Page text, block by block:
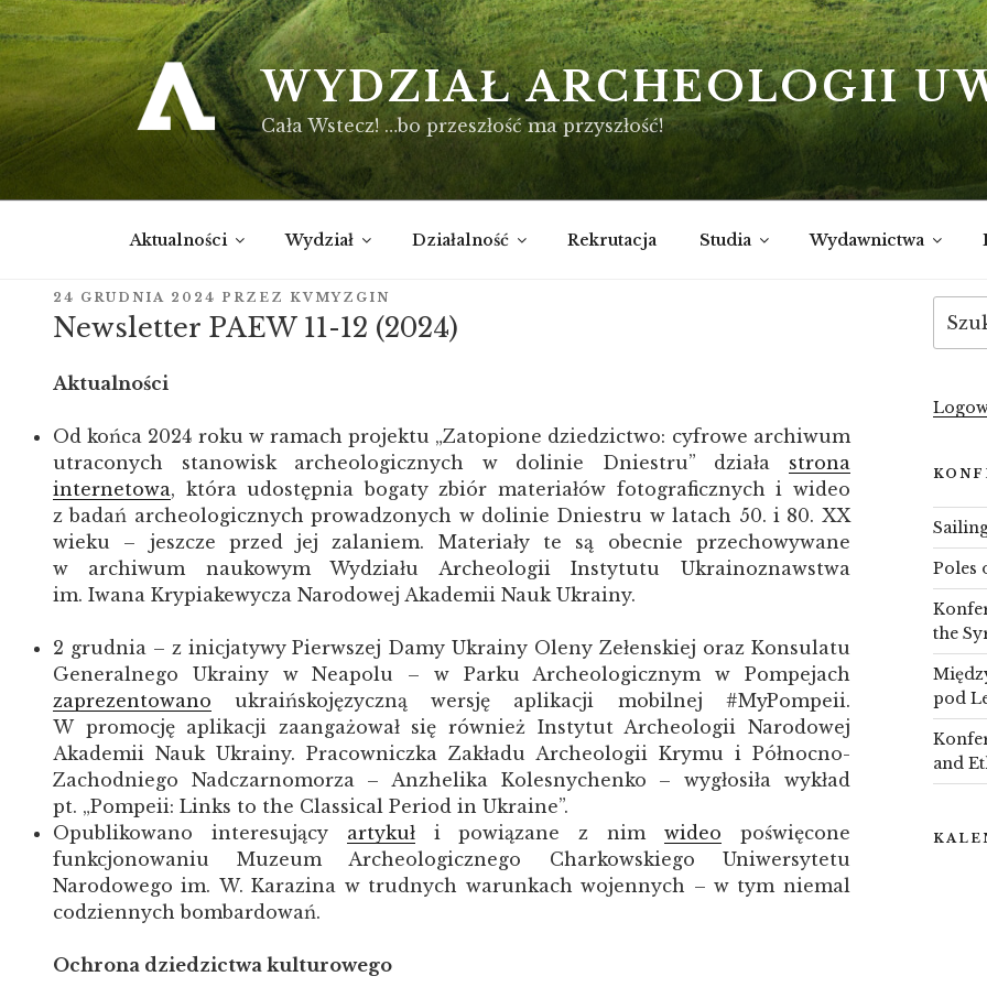
Przejdź
do
treści
WYDZIAŁ ARCHEOLOGII
Cała Wstecz! …bo przeszłość ma przyszłość!
Aktualności Wydział Działalność Rekrutacja Studia Wydawnictwa
OPUBLIKOWANE
W
24 GRUDNIA 2024 PRZEZ KVMYZGIN
Newsletter PAEW 11-12 (2024)
Aktualności
Od końca 2024 roku w ramach projektu „Zatopione dziedzictwo: cyfrowe archiwum
utraconych stanowisk archeologicznych w dolinie Dniestru” działa strona
internetowa, która udostępnia bogaty zbiór materiałów fotograficznych i wideo
z badań archeologicznych prowadzonych w dolinie Dniestru w latach 50. i 80. XX
wieku – jeszcze przed jej zalaniem. Materiały te są obecnie przechowywane
w archiwum naukowym Wydziału Archeologii Instytutu Ukrainoznawstwa
im. Iwana Krypiakewycza Narodowej Akademii Nauk Ukrainy.
2 grudnia – z inicjatywy Pierwszej Damy Ukrainy Oleny Zełenskiej oraz Konsulatu
Generalnego Ukrainy w Neapolu – w Parku Archeologicznym w Pompejach
zaprezentowano ukraińskojęzyczną wersję aplikacji mobilnej #MyPompeii.
W promocję aplikacji zaangażował się również Instytut Archeologii Narodowej
Akademii Nauk Ukrainy. Pracowniczka Zakładu Archeologii Krymu i Północno-
Zachodniego Nadczarnomorza – Anzhelika Kolesnychenko – wygłosiła wykład
pt. „Pompeii: Links to the Classical Period in Ukraine”.
Opublikowano interesujący artykułi powiązane z nim wideo poświęcone
funkcjonowaniu Muzeum Archeologicznego Charkowskiego Uniwersytetu
Narodowego im. W. Karazina w trudnych warunkach wojennych – w tym niemal
codziennych bombardowań.
Ochrona dziedzictwa kulturowego
Poles
the
pod
and